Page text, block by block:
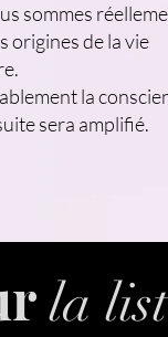
sommes
origines de la vie
la
sera amplifié.
la